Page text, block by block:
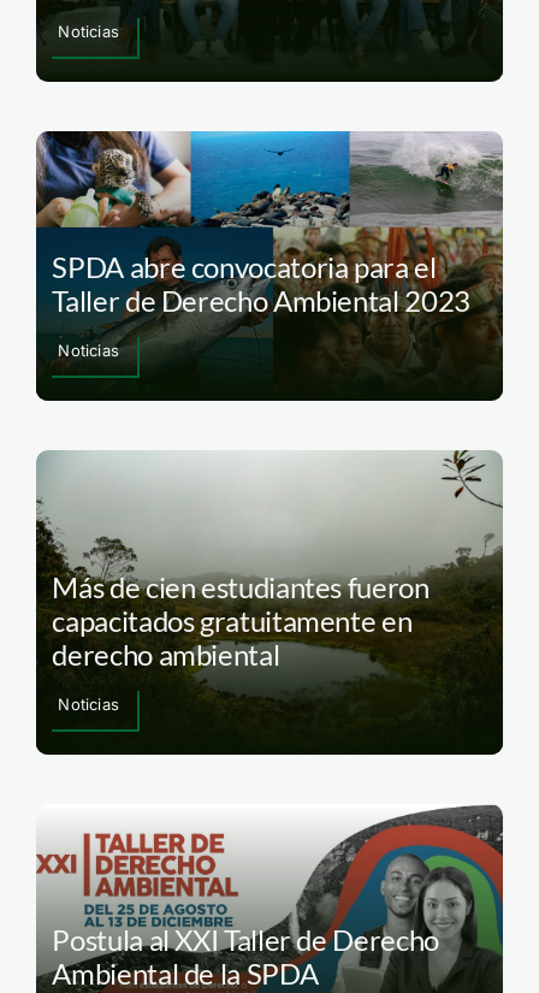
Noticias
SPDA abre convocatoria para el
Taller de Derecho Ambiental 2023
Noticias
Más de cien estudiantes fueron
capacitados gratuitamente en
derecho ambiental
Noticias
Postula al XXI Taller de Derecho
Ambiental de la SPDA